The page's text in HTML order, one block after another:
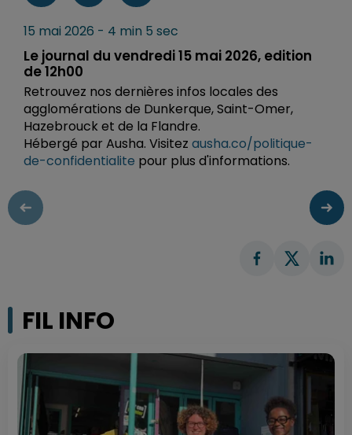
15 mai 2026 - 4 min 5 sec
Le journal du vendredi 15 mai 2026, edition
de 12h00
Retrouvez nos dernières infos locales des
agglomérations de Dunkerque, Saint-Omer,
Hazebrouck et de la Flandre.
Hébergé par Ausha. Visitez ausha.co/politique-
de-confidentialite pour plus d'informations.
FIL INFO